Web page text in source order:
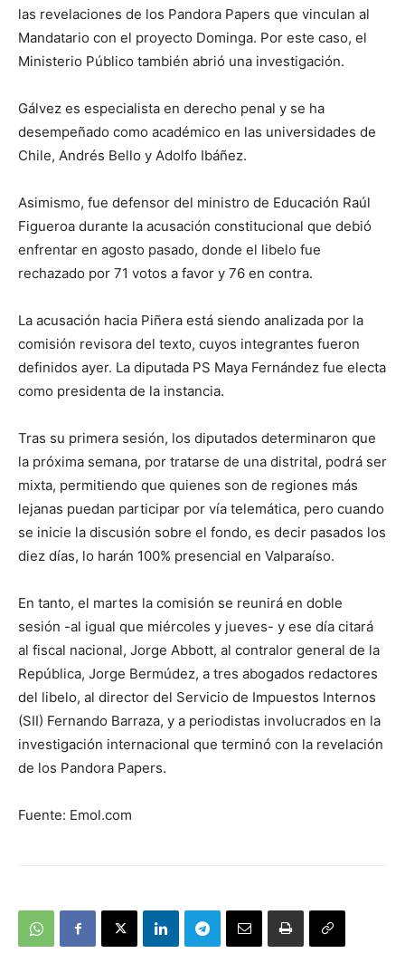
las revelaciones de los Pandora Papers que vinculan al
Mandatario con el proyecto Dominga. Por este caso, el
Ministerio Público también abrió una investigación.
Gálvez es especialista en derecho penal y se ha
desempeñado como académico en las universidades de
Chile, Andrés Bello y Adolfo Ibáñez.
Asimismo, fue defensor del ministro de Educación Raúl
Figueroa durante la acusación constitucional que debió
enfrentar en agosto pasado, donde el libelo fue
rechazado por 71 votos a favor y 76 en contra.
La acusación hacia Piñera está siendo analizada por la
comisión revisora del texto, cuyos integrantes fueron
definidos ayer. La diputada PS Maya Fernández fue electa
como presidenta de la instancia.
Tras su primera sesión, los diputados determinaron que
la próxima semana, por tratarse de una distrital, podrá ser
mixta, permitiendo que quienes son de regiones más
lejanas puedan participar por vía telemática, pero cuando
se inicie la discusión sobre el fondo, es decir pasados los
diez días, lo harán 100% presencial en Valparaíso.
En tanto, el martes la comisión se reunirá en doble
sesión -al igual que miércoles y jueves- y ese día citará
al fiscal nacional, Jorge Abbott, al contralor general de la
República, Jorge Bermúdez, a tres abogados redactores
del libelo, al director del Servicio de Impuestos Internos
(SII) Fernando Barraza, y a periodistas involucrados en la
investigación internacional que terminó con la revelación
de los Pandora Papers.
Fuente: Emol.com